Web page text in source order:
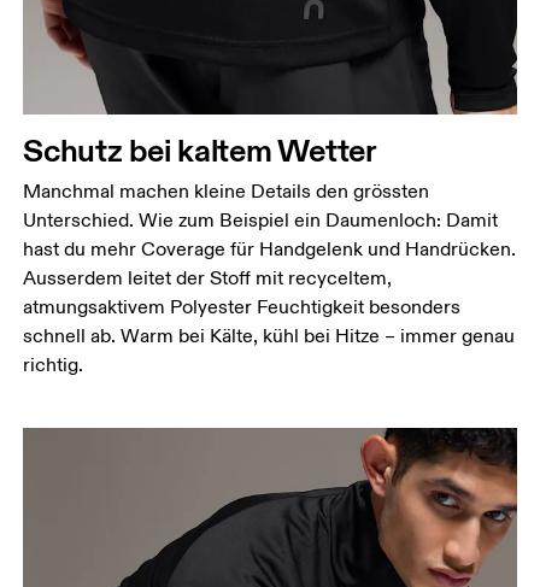
Schutz bei kaltem Wetter
Manchmal machen kleine Details den grössten
Unterschied. Wie zum Beispiel ein Daumenloch: Damit
hast du mehr Coverage für Handgelenk und Handrücken.
Ausserdem leitet der Stoff mit recyceltem,
atmungsaktivem Polyester Feuchtigkeit besonders
schnell ab. Warm bei Kälte, kühl bei Hitze – immer genau
richtig.